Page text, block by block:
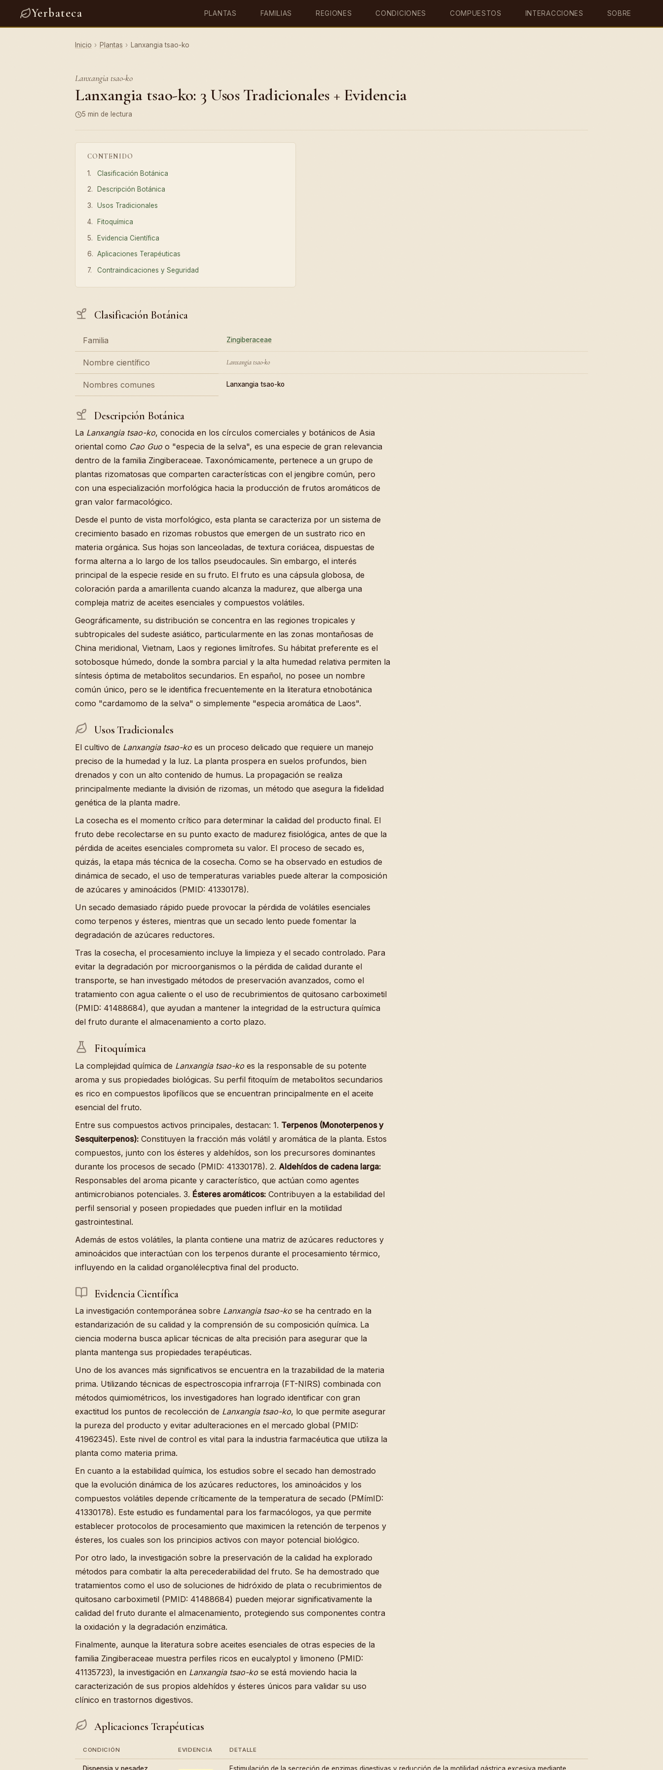
Yerbateca PLANTAS FAMILIAS REGIONES CONDICIONES COMPUESTOS INTERACCIONES SOBRE
Inicio › Plantas › Lanxangia tsao-ko
Lanxangia tsao-ko
Lanxangia tsao-ko: 3 Usos Tradicionales + Evidencia
5 min de lectura
CONTENIDO
Clasificación Botánica
Descripción Botánica
Usos Tradicionales
Fitoquímica
Evidencia Científica
Aplicaciones Terapéuticas
Contraindicaciones y Seguridad
Clasificación Botánica
Familia Zingiberaceae
Nombre científico Lanxangia tsao-ko
Nombres comunes Lanxangia tsao-ko
Descripción Botánica
La Lanxangia tsao-ko, conocida en los círculos comerciales y botánicos de Asia
oriental como Cao Guo o "especia de la selva", es una especie de gran relevancia
dentro de la familia Zingiberaceae. Taxonómicamente, pertenece a un grupo de
plantas rizomatosas que comparten características con el jengibre común, pero
con una especialización morfológica hacia la producción de frutos aromáticos de
gran valor farmacológico.
Desde el punto de vista morfológico, esta planta se caracteriza por un sistema de
crecimiento basado en rizomas robustos que emergen de un sustrato rico en
materia orgánica. Sus hojas son lanceoladas, de textura coriácea, dispuestas de
forma alterna a lo largo de los tallos pseudocaules. Sin embargo, el interés
principal de la especie reside en su fruto. El fruto es una cápsula globosa, de
coloración parda a amarillenta cuando alcanza la madurez, que alberga una
compleja matriz de aceites esenciales y compuestos volátiles.
Geográficamente, su distribución se concentra en las regiones tropicales y
subtropicales del sudeste asiático, particularmente en las zonas montañosas de
China meridional, Vietnam, Laos y regiones limítrofes. Su hábitat preferente es el
sotobosque húmedo, donde la sombra parcial y la alta humedad relativa permiten la
síntesis óptima de metabolitos secundarios. En español, no posee un nombre
común único, pero se le identifica frecuentemente en la literatura etnobotánica
como "cardamomo de la selva" o simplemente "especia aromática de Laos".
Usos Tradicionales
El cultivo de Lanxangia tsao-ko es un proceso delicado que requiere un manejo
preciso de la humedad y la luz. La planta prospera en suelos profundos, bien
drenados y con un alto contenido de humus. La propagación se realiza
principalmente mediante la división de rizomas, un método que asegura la fidelidad
genética de la planta madre.
La cosecha es el momento crítico para determinar la calidad del producto final. El
fruto debe recolectarse en su punto exacto de madurez fisiológica, antes de que la
pérdida de aceites esenciales comprometa su valor. El proceso de secado es,
quizás, la etapa más técnica de la cosecha. Como se ha observado en estudios de
dinámica de secado, el uso de temperaturas variables puede alterar la composición
de azúcares y aminoácidos (PMID: 41330178).
Un secado demasiado rápido puede provocar la pérdida de volátiles esenciales
como terpenos y ésteres, mientras que un secado lento puede fomentar la
degradación de azúcares reductores.
Tras la cosecha, el procesamiento incluye la limpieza y el secado controlado. Para
evitar la degradación por microorganismos o la pérdida de calidad durante el
transporte, se han investigado métodos de preservación avanzados, como el
tratamiento con agua caliente o el uso de recubrimientos de quitosano carboximetil
(PMID: 41488684), que ayudan a mantener la integridad de la estructura química
del fruto durante el almacenamiento a corto plazo.
Fitoquímica
La complejidad química de Lanxangia tsao-ko es la responsable de su potente
aroma y sus propiedades biológicas. Su perfil fitoquím de metabolitos secundarios
es rico en compuestos lipofílicos que se encuentran principalmente en el aceite
esencial del fruto.
Entre sus compuestos activos principales, destacan: 1. Terpenos (Monoterpenos y
Sesquiterpenos): Constituyen la fracción más volátil y aromática de la planta. Estos
compuestos, junto con los ésteres y aldehídos, son los precursores dominantes
durante los procesos de secado (PMID: 41330178). 2. Aldehídos de cadena larga:
Responsables del aroma picante y característico, que actúan como agentes
antimicrobianos potenciales. 3. Ésteres aromáticos: Contribuyen a la estabilidad del
perfil sensorial y poseen propiedades que pueden influir en la motilidad
gastrointestinal.
Además de estos volátiles, la planta contiene una matriz de azúcares reductores y
aminoácidos que interactúan con los terpenos durante el procesamiento térmico,
influyendo en la calidad organolélecptiva final del producto.
Evidencia Científica
La investigación contemporánea sobre Lanxangia tsao-ko se ha centrado en la
estandarización de su calidad y la comprensión de su composición química. La
ciencia moderna busca aplicar técnicas de alta precisión para asegurar que la
planta mantenga sus propiedades terapéuticas.
Uno de los avances más significativos se encuentra en la trazabilidad de la materia
prima. Utilizando técnicas de espectroscopia infrarroja (FT-NIRS) combinada con
métodos quimiométricos, los investigadores han logrado identificar con gran
exactitud los puntos de recolección de Lanxangia tsao-ko, lo que permite asegurar
la pureza del producto y evitar adulteraciones en el mercado global (PMID:
41962345). Este nivel de control es vital para la industria farmacéutica que utiliza la
planta como materia prima.
En cuanto a la estabilidad química, los estudios sobre el secado han demostrado
que la evolución dinámica de los azúcares reductores, los aminoácidos y los
compuestos volátiles depende críticamente de la temperatura de secado (PMímID:
41330178). Este estudio es fundamental para los farmacólogos, ya que permite
establecer protocolos de procesamiento que maximicen la retención de terpenos y
ésteres, los cuales son los principios activos con mayor potencial biológico.
Por otro lado, la investigación sobre la preservación de la calidad ha explorado
métodos para combatir la alta perecederabilidad del fruto. Se ha demostrado que
tratamientos como el uso de soluciones de hidróxido de plata o recubrimientos de
quitosano carboximetil (PMID: 41488684) pueden mejorar significativamente la
calidad del fruto durante el almacenamiento, protegiendo sus componentes contra
la oxidación y la degradación enzimática.
Finalmente, aunque la literatura sobre aceites esenciales de otras especies de la
familia Zingiberaceae muestra perfiles ricos en eucalyptol y limoneno (PMID:
41135723), la investigación en Lanxangia tsao-ko se está moviendo hacia la
caracterización de sus propios aldehídos y ésteres únicos para validar su uso
clínico en trastornos digestivos.
Aplicaciones Terapéuticas
CONDICIÓN EVIDENCIA DETALLE